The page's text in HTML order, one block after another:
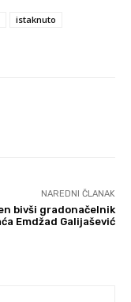
istaknuto
NAREDNI ČLANAK
bivši gradonačelnik
Emdžad Galijašević